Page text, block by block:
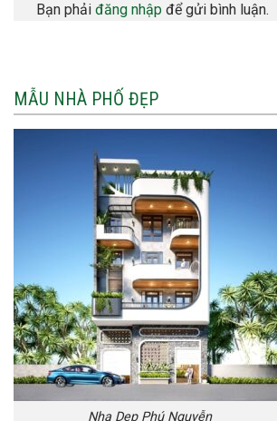
Bạn phải đăng nhập để gửi bình luận.
MẪU NHÀ PHỐ ĐẸP
Nha Dep Phú Nguyễn